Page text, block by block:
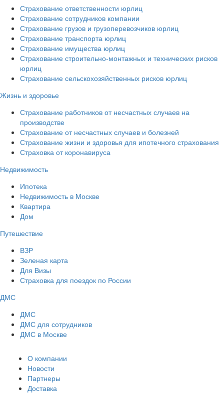
Страхование ответственности юрлиц
Страхование сотрудников компании
Страхование грузов и грузоперевозчиков юрлиц
Страхование транспорта юрлиц
Страхование имущества юрлиц
Страхование строительно-монтажных и технических рисков
юрлиц
Страхование сельскохозяйственных рисков юрлиц
Жизнь и здоровье
Страхование работников от несчастных случаев на
производстве
Страхование от несчастных случаев и болезней
Страхование жизни и здоровья для ипотечного страхования
Страховка от коронавируса
Недвижимость
Ипотека
Недвижимость в Москве
Квартира
Дом
Путешествие
ВЗР
Зеленая карта
Для Визы
Страховка для поездок по России
ДМС
ДМС
ДМС для сотрудников
ДМС в Москве
О компании
Новости
Партнеры
Доставка